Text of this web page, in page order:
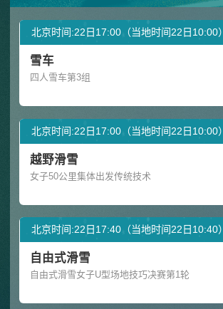
北京时间:22日17:00（当地时间22日10:00）
雪车
四人雪车第3组
北京时间:22日17:00（当地时间22日10:00）
越野滑雪
女子50公里集体出发传统技术
北京时间:22日17:40（当地时间22日10:40）
自由式滑雪
自由式滑雪女子U型场地技巧决赛第1轮